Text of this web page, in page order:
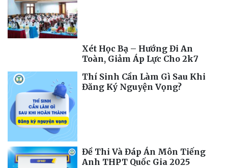
Xét Học Bạ – Hướng Đi An
Toàn, Giảm Áp Lực Cho 2k7
Thí Sinh Cần Làm Gì Sau Khi
Đăng Ký Nguyện Vọng?
Đề Thi Và Đáp Án Môn Tiếng
Anh THPT Quốc Gia 2025